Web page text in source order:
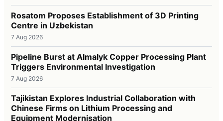
Rosatom Proposes Establishment of 3D Printing
Centre in Uzbekistan
7 Aug 2026
Pipeline Burst at Almalyk Copper Processing Plant
Triggers Environmental Investigation
7 Aug 2026
Tajikistan Explores Industrial Collaboration with
Chinese Firms on Lithium Processing and
Equipment Modernisation